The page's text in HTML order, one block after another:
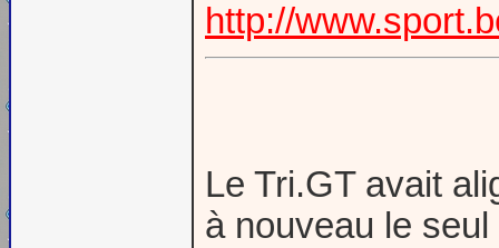
http://
Le Tri.GT avait
à nouveau le